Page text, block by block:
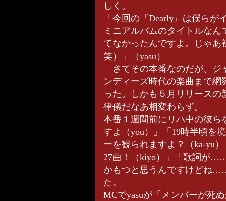
しく。
「今回の『Dearly』は僕ら
ミニアルバムのタイトルな
てなかったんですよ。じゃ
笑）」（yasu）
さてその本番なのだが、ジ
ンディーズ時代の楽曲まで
った。しかも５月リリース
律儀だなあ相変わらず。
本番１週間前にリハ中の彼ら
すよ（you）」「19時半頃を
ーを観られますよ？（ka-yu
27曲！（kiyo）」「歌詞が
かもつと思うんですけどね
た。
MCでyasuが「メンバーが死